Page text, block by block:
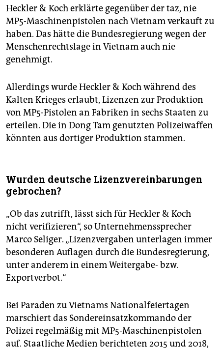
Heckler & Koch erklärte gegenüber der taz, nie
MP5-Maschinenpistolen nach Vietnam verkauft zu
haben. Das hätte die Bundesregierung wegen der
Menschenrechtslage in Vietnam auch nie
genehmigt.
Allerdings wurde Heckler & Koch während des
Kalten Krieges erlaubt, Lizenzen zur Produktion
von MP5-Pistolen an Fabriken in sechs Staaten zu
erteilen. Die in Dong Tam genutzten Polizeiwaffen
könnten aus dortiger Produktion stammen.
Wurden deutsche Lizenzvereinbarungen
gebrochen?
„Ob das zutrifft, lässt sich für Heckler & Koch
nicht verifizieren“, so Unternehmenssprecher
Marco Seliger. „Lizenzvergaben unterlagen immer
besonderen Auflagen durch die Bundesregierung,
unter anderem in einem Weitergabe- bzw.
Exportverbot.“
Bei Paraden zu Vietnams Nationalfeiertagen
marschiert das Sondereinsatzkommando der
Polizei regelmäßig mit MP5-Maschinenpistolen
auf. Staatliche Medien berichteten 2015 und 2018,